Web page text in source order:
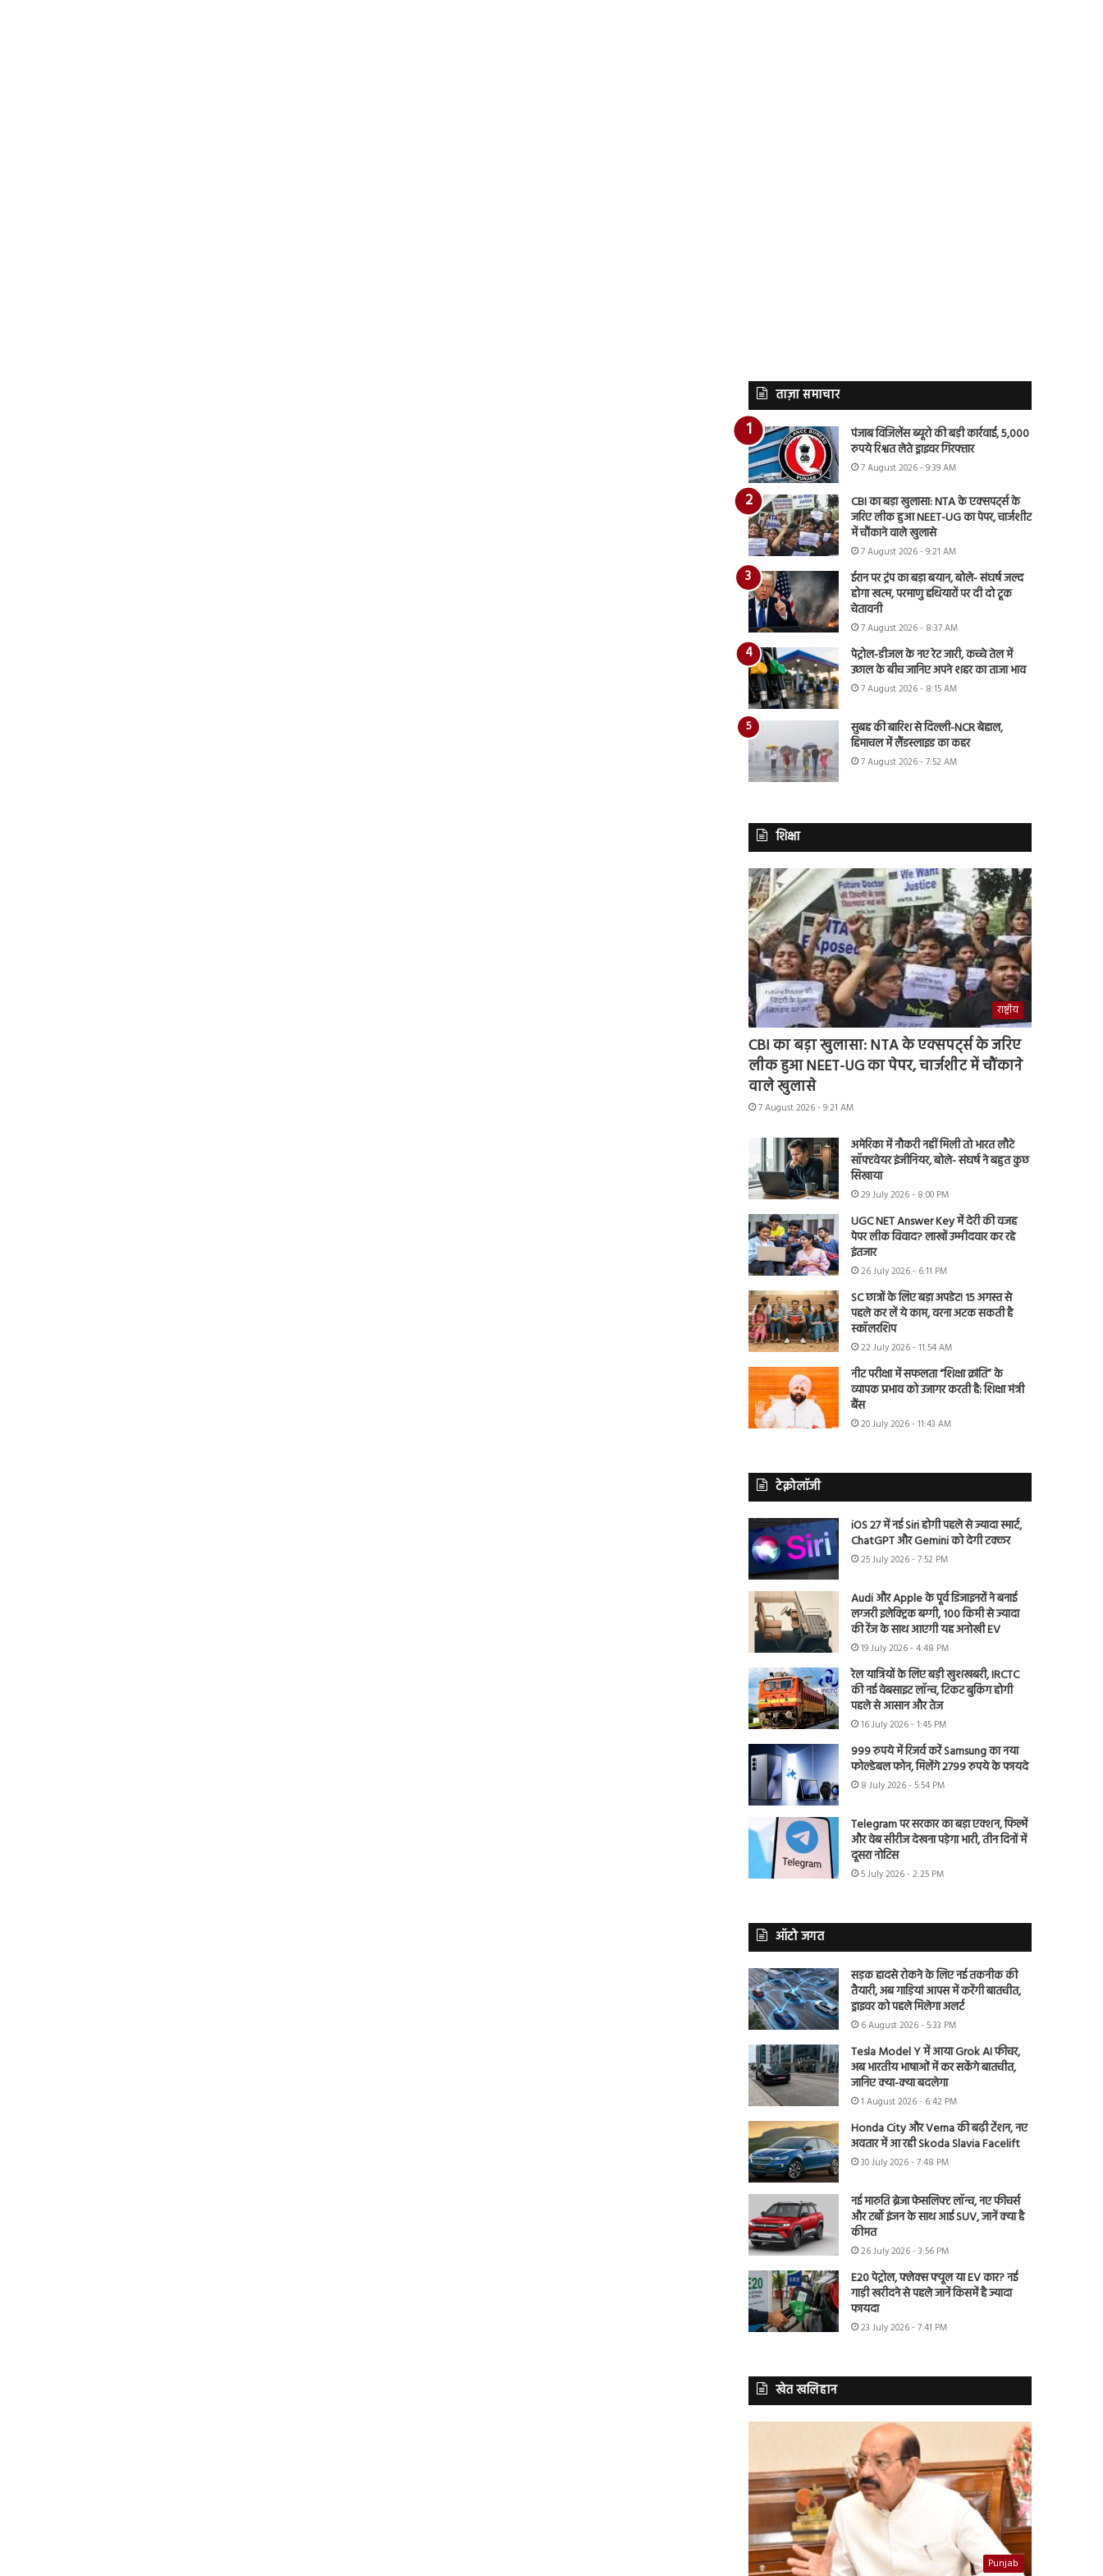
ताज़ा समाचार
पंजाब विजिलेंस ब्यूरो की बड़ी कार्रवाई, 5,000
रुपये रिश्वत लेते ड्राइवर गिरफ्तार
7 August 2026 - 9:39 AM
CBI का बड़ा खुलासा: NTA के एक्सपर्ट्स के
जरिए लीक हुआ NEET-UG का पेपर, चार्जशीट
में चौंकाने वाले खुलासे
7 August 2026 - 9:21 AM
ईरान पर ट्रंप का बड़ा बयान, बोले- संघर्ष जल्द
होगा खत्म, परमाणु हथियारों पर दी दो टूक
चेतावनी
7 August 2026 - 8:37 AM
पेट्रोल-डीजल के नए रेट जारी, कच्चे तेल में
उछाल के बीच जानिए अपने शहर का ताजा भाव
7 August 2026 - 8:15 AM
सुबह की बारिश से दिल्ली-NCR बेहाल,
हिमाचल में लैंडस्लाइड का कहर
7 August 2026 - 7:52 AM
शिक्षा
राष्ट्रीय
CBI का बड़ा खुलासा: NTA के एक्सपर्ट्स के जरिए
लीक हुआ NEET-UG का पेपर, चार्जशीट में चौंकाने
वाले खुलासे
7 August 2026 - 9:21 AM
अमेरिका में नौकरी नहीं मिली तो भारत लौटे
सॉफ्टवेयर इंजीनियर, बोले- संघर्ष ने बहुत कुछ
सिखाया
29 July 2026 - 8:00 PM
UGC NET Answer Key में देरी की वजह
पेपर लीक विवाद? लाखों उम्मीदवार कर रहे
इंतजार
26 July 2026 - 6:11 PM
SC छात्रों के लिए बड़ा अपडेट! 15 अगस्त से
पहले कर लें ये काम, वरना अटक सकती है
स्कॉलरशिप
22 July 2026 - 11:54 AM
नीट परीक्षा में सफलता “शिक्षा क्रांति” के
व्यापक प्रभाव को उजागर करती है: शिक्षा मंत्री
बैंस
20 July 2026 - 11:43 AM
टेक्नोलॉजी
iOS 27 में नई Siri होगी पहले से ज्यादा स्मार्ट,
ChatGPT और Gemini को देगी टक्कर
25 July 2026 - 7:52 PM
Audi और Apple के पूर्व डिजाइनरों ने बनाई
लग्जरी इलेक्ट्रिक बग्गी, 100 किमी से ज्यादा
की रेंज के साथ आएगी यह अनोखी EV
19 July 2026 - 4:48 PM
रेल यात्रियों के लिए बड़ी खुशखबरी, IRCTC
की नई वेबसाइट लॉन्च, टिकट बुकिंग होगी
पहले से आसान और तेज
16 July 2026 - 1:45 PM
999 रुपये में रिजर्व करें Samsung का नया
फोल्डेबल फोन, मिलेंगे 2799 रुपये के फायदे
8 July 2026 - 5:54 PM
Telegram पर सरकार का बड़ा एक्शन, फिल्में
और वेब सीरीज देखना पड़ेगा भारी, तीन दिनों में
दूसरा नोटिस
5 July 2026 - 2:25 PM
ऑटो जगत
सड़क हादसे रोकने के लिए नई तकनीक की
तैयारी, अब गाड़ियां आपस में करेंगी बातचीत,
ड्राइवर को पहले मिलेगा अलर्ट
6 August 2026 - 5:33 PM
Tesla Model Y में आया Grok AI फीचर,
अब भारतीय भाषाओं में कर सकेंगे बातचीत,
जानिए क्या-क्या बदलेगा
1 August 2026 - 6:42 PM
Honda City और Verna की बढ़ी टेंशन, नए
अवतार में आ रही Skoda Slavia Facelift
30 July 2026 - 7:48 PM
नई मारुति ब्रेजा फेसलिफ्ट लॉन्च, नए फीचर्स
और टर्बो इंजन के साथ आई SUV, जानें क्या है
कीमत
26 July 2026 - 3:56 PM
E20 पेट्रोल, फ्लेक्स फ्यूल या EV कार? नई
गाड़ी खरीदने से पहले जानें किसमें है ज्यादा
फायदा
23 July 2026 - 7:41 PM
खेत खलिहान
Punjab